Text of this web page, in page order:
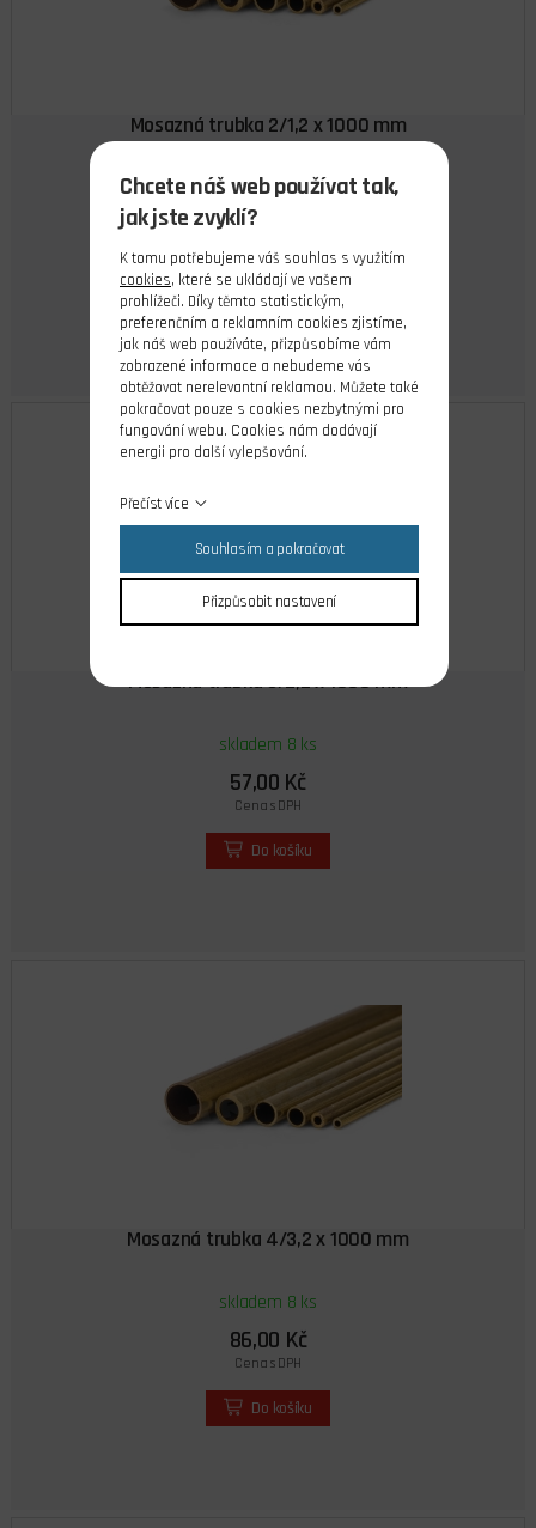
Mosazná trubka 2/1,2 x 1000 mm
skladem 8 ks
48,00 Kč
Cena s DPH
Do košíku
Mosazná trubka 3/2,2 x 1000 mm
skladem 8 ks
57,00 Kč
Cena s DPH
Do košíku
Mosazná trubka 4/3,2 x 1000 mm
skladem 8 ks
86,00 Kč
Cena s DPH
Do košíku
Chcete náš web používat tak,
jak jste zvyklí?
K tomu potřebujeme váš souhlas s využitím
cookies, které se ukládají ve vašem
prohlížeči. Díky těmto statistickým,
preferenčním a reklamním cookies zjistíme,
jak náš web používáte, přizpůsobíme vám
zobrazené informace a nebudeme vás
obtěžovat nerelevantní reklamou. Můžete také
pokračovat pouze s cookies nezbytnými pro
fungování webu. Cookies nám dodávají
energii pro další vylepšování.
Přečíst více
Souhlasím a pokračovat
Přizpůsobit nastavení